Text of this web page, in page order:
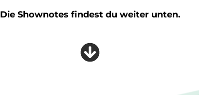
Die Shownotes findest du weiter unten.